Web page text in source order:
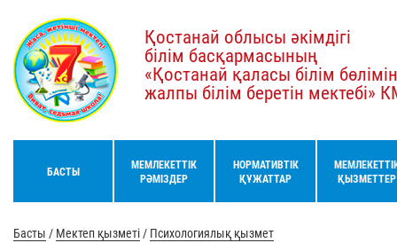
Қостанай облысы әкімдігі
білім басқармасының
«Қостанай қаласы білім
жалпы білім беретін мектебі»
БАСТЫ
МЕМЛЕКЕТТІК
РӘМІЗДЕР
НОРМАТИВТІК
ҚҰЖАТТАР
ҚЫЗМЕТТЕР
Басты / Мектеп қызметі / Психологиялық қызмет